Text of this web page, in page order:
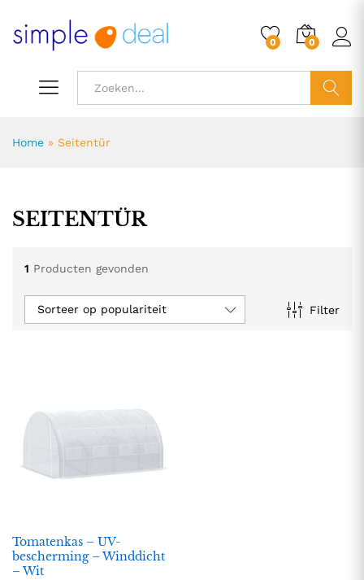
0 0
Home » Seitentür
SEITENTÜR
1 Producten gevonden
Filter
Sorteer op populariteit
Tomatenkas – UV-
bescherming – Winddicht
– Wit